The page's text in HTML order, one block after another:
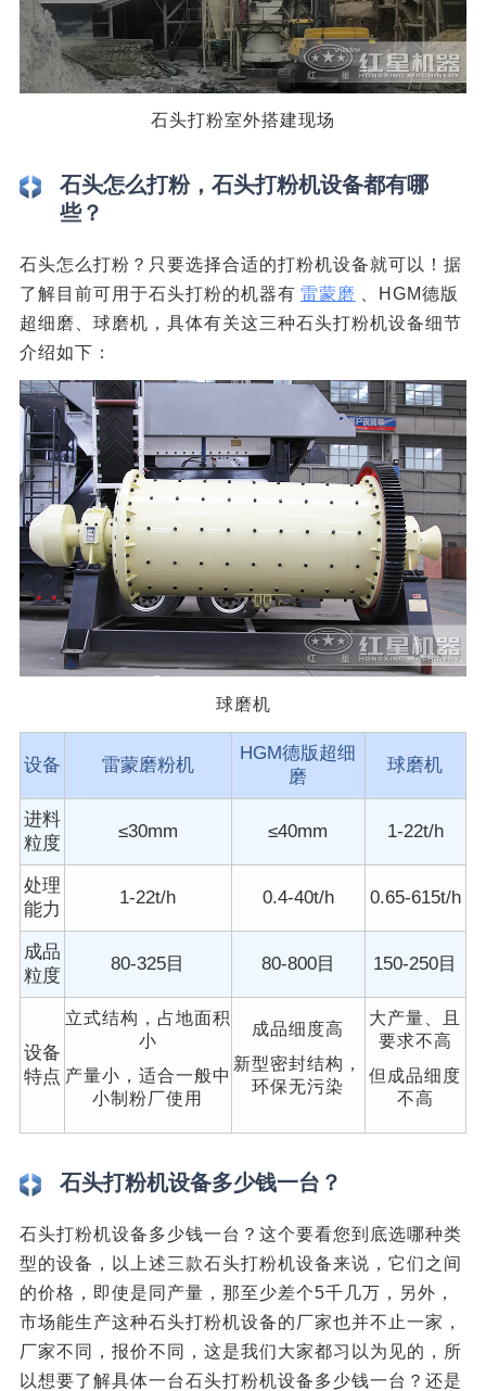
石头打粉室外搭建现场
石头怎么打粉，石头打粉机设备都有哪
些？
石头怎么打粉？只要选择合适的打粉机设备就可以！据
了解目前可用于石头打粉的机器有 雷蒙磨
、HGM德版
超细磨、球磨机，具体有关这三种石头打粉机设备细节
介绍如下：
球磨机
设备 雷蒙磨粉机
HGM德版超细
磨
球磨机
进料
粒度
≤30mm ≤40mm 1-22t/h
处理
能力
1-22t/h 0.4-40t/h 0.65-615t/h
成品
粒度
80-325目 80-800目 150-250目
设备
特点
立式结构，占地面积
小
产量小，适合一般中
小制粉厂使用
成品细度高
新型密封结构，
环保无污染
大产量、且
要求不高
但成品细度
不高
石头打粉机设备多少钱一台？
石头打粉机设备多少钱一台？这个要看您到底选哪种类
型的设备，以上述三款石头打粉机设备来说，它们之间
的价格，即使是同产量，那至少差个5千几万，另外，
市场能生产这种石头打粉机设备的厂家也并不止一家，
厂家不同，报价不同，这是我们大家都习以为见的，所
以想要了解具体一台石头打粉机设备多少钱一台？还是